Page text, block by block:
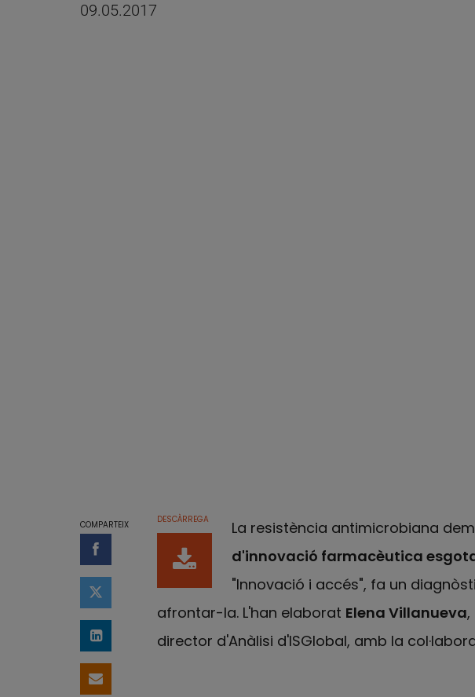
09.05.2017
COMPARTEIX
Compartir a Facebook
Compartir a Twitter
Comparteix a LinkedIn
Comparteix per email
DESCÀRREGA La resistència antimicrobiana
d'innovació farmacèutica
"Innovació i accés", fa un
afrontar-la. L'han elaborat Elena Villanueva,
director d'Anàlisi d'ISGlobal, amb la